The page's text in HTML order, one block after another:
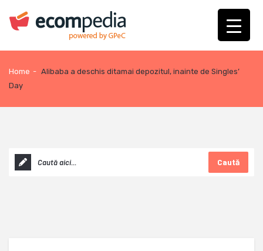
Home - Alibaba a deschis ditamai depozitul, inainte de Singles’
Day
Caută